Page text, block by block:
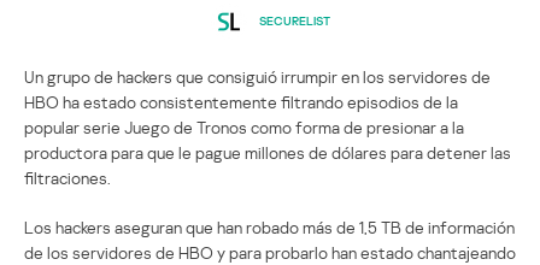
SECURELIST
Un grupo de hackers que consiguió irrumpir en los servidores de
HBO ha estado consistentemente filtrando episodios de la
popular serie Juego de Tronos como forma de presionar a la
productora para que le pague millones de dólares para detener las
filtraciones.
Los hackers aseguran que han robado más de 1,5 TB de información
de los servidores de HBO y para probarlo han estado chantajeando